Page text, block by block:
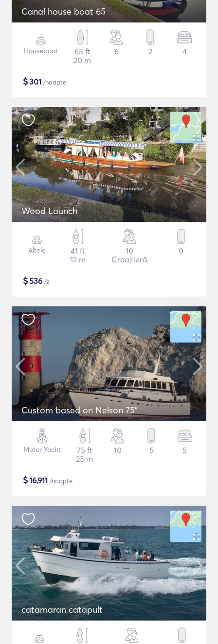
Canal house boat 65
Houseboat
65 ft
20 m
6 2 4
$301 /noapte
Wood Launch
Altele
41 ft
12 m
10
Croazieră
0
$536 /zi
Custom based on Nelson 75"
Motor Yacht
75 ft
23 m
10 5 5
$16,911 /noapte
catamaran catapult